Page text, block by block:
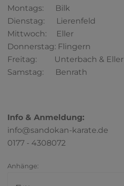
Montags: Bilk
Dienstag: Lierenfeld
Mittwoch: Eller
Donnerstag: Flingern
Freitag: Unterbach & Eller
Samstag: Benrath
Info & Anmeldung:
info@sandokan-karate.de
0177 - 4308072
Anhänge: